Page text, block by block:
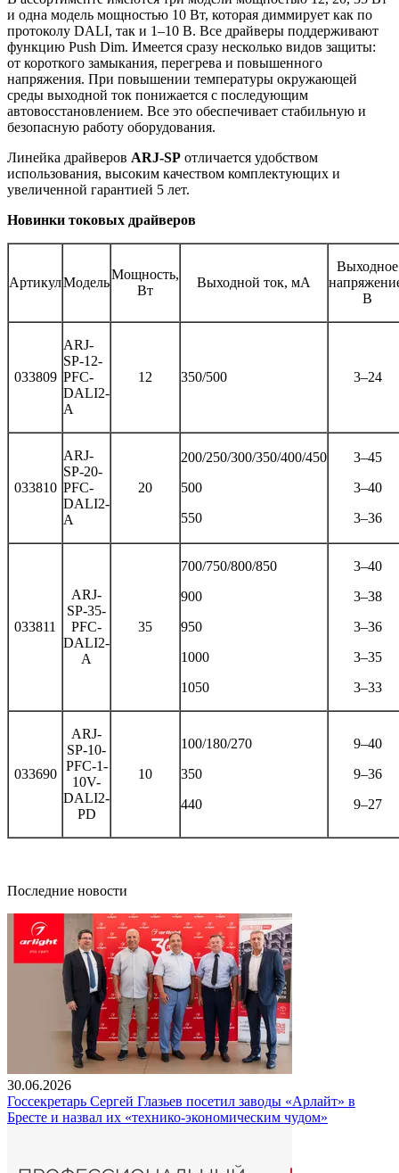
и одна модель мощностью 10 Вт, которая диммирует как по
протоколу DALI, так и 1–10 В. Все драйверы поддерживают
функцию Push Dim. Имеется сразу несколько видов защиты:
от короткого замыкания, перегрева и повышенного
напряжения. При повышении температуры окружающей
среды выходной ток понижается с последующим
автовосстановлением. Все это обеспечивает стабильную и
безопасную работу оборудования.
Линейка драйверов ARJ-SP отличается удобством
использования, высоким качеством комплектующих и
увеличенной гарантией 5 лет.
Новинки токовых драйверов
АртикулМодель
Мощность,
Вт
Выходной ток, мА
Выходное
В
033809
ARJ-
SP-12-
PFC-
DALI2-
A
12 350/500 3–24
033810
ARJ-
SP-20-
PFC-
DALI2-
A
20
200/250/300/350/400/450
500
550
3–45
3–40
3–36
033811
ARJ-
SP-35-
PFC-
DALI2-
A
35
700/750/800/850
900
950
1000
1050
3–40
3–38
3–36
3–35
3–33
033690
ARJ-
SP-10-
PFC-1-
10V-
DALI2-
PD
10
100/180/270
350
440
9–40
9–36
9–27
Последние новости
30.06.2026
Госсекретарь Сергей Глазьев посетил заводы «Арлайт» в
Бресте и назвал их «технико-экономическим чудом»